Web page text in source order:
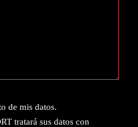
de mis datos.
tratará sus datos con